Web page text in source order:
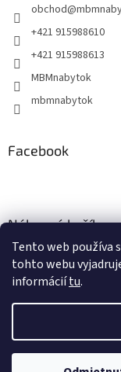
Tento web používa
tohto webu
informáciítu.
obchod@
+421 915988610
+421 915988613
MBMnabytok
mbmnabytok
Facebook
Nákupný košík